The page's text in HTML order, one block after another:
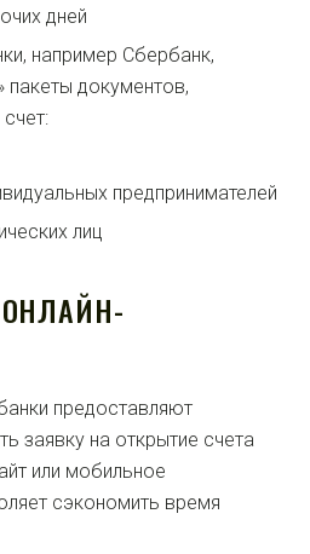
дней
например Сбербанк,
пакеты документов,
предпринимателей
лиц
предоставляют
заявку на открытие счета
или мобильное
сэкономить время